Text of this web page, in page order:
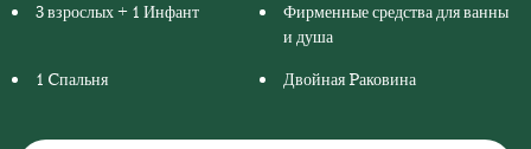
3 взрослых + 1 Инфант
Фирменные средства для ванны
и душа
1 Cпальня
Двойная Pаковина